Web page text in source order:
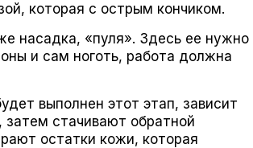
которая с острым кончиком.
насадка, «пуля». Здесь ее нужно
и сам ноготь, работа должна
выполнен этот этап, зависит
стачивают обратной
остатки кожи, которая